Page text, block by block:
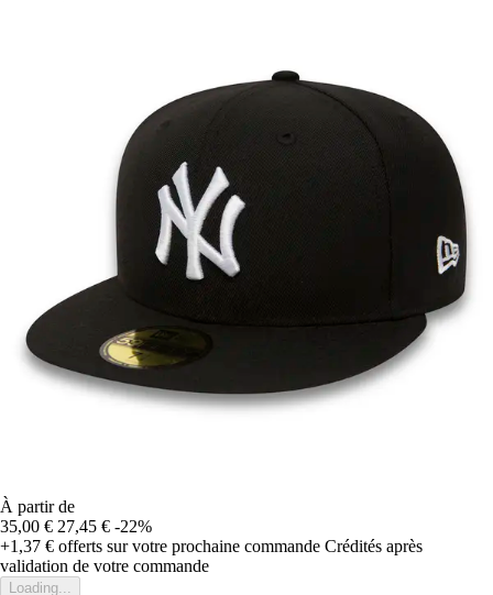
À partir de
35,00 € 27,45 € -22%
+1,37 € offerts sur votre prochaine commande Crédités après
validation de votre commande
Loading...